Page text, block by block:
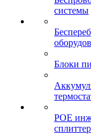
системы
Блоки
POE